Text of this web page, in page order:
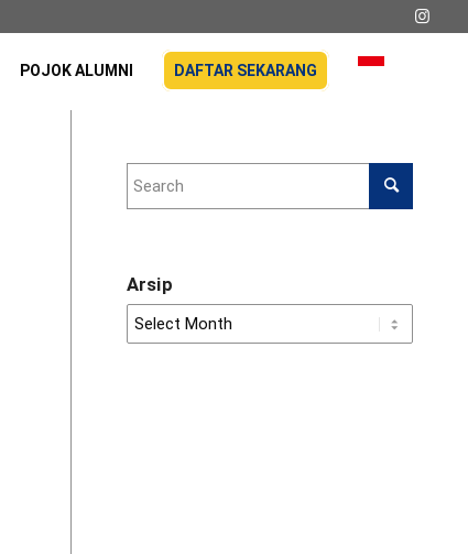
POJOK ALUMNI DAFTAR SEKARANG
Arsip